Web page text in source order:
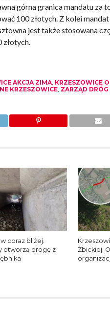
górna granica mandatu za
100 złotych. Z kolei
jest także stosowana
złotych.
AKCJA ZIMA, KRZESZOWICE
KRZESZOWICE, ZARZĄD
coraz bliżej.
otworzą drogę z
Żbickiej.